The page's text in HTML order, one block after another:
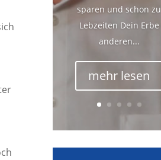
sparen und schon zu
Lebzeiten Dein Erbe
anderen...
mehr lesen